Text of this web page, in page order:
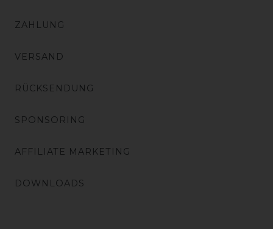
ZAHLUNG
VERSAND
RÜCKSENDUNG
SPONSORING
AFFILIATE MARKETING
DOWNLOADS